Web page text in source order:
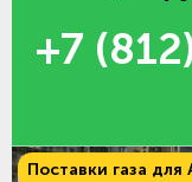
+7
Поставки газа